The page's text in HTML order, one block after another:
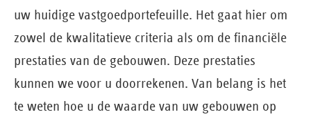
uw huidige vastgoedportefeuille. Het gaat hier om
zowel de kwalitatieve criteria als om de financiële
prestaties van de gebouwen. Deze prestaties
kunnen we voor u doorrekenen. Van belang is het
te weten hoe u de waarde van uw gebouwen op